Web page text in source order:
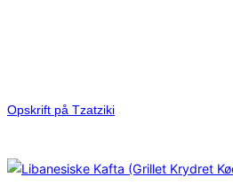
Opskrift på Tzatziki